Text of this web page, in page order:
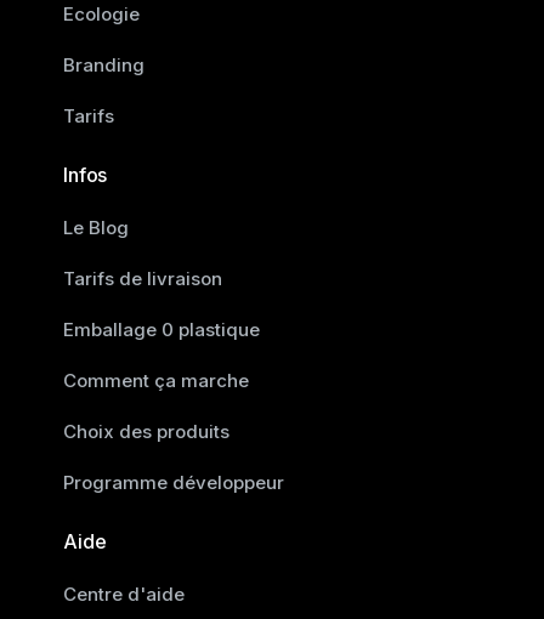
Ecologie
Branding
Tarifs
Infos
Le Blog
Tarifs de livraison
Emballage 0 plastique
Comment ça marche
Choix des produits
Programme développeur
Aide
Centre d'aide